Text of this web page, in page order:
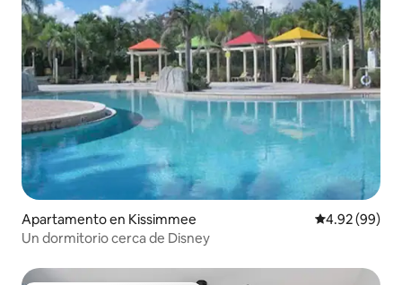
Apartamento en Kissimmee Calificación
4.92 (99)
Un dormitorio cerca de Disney